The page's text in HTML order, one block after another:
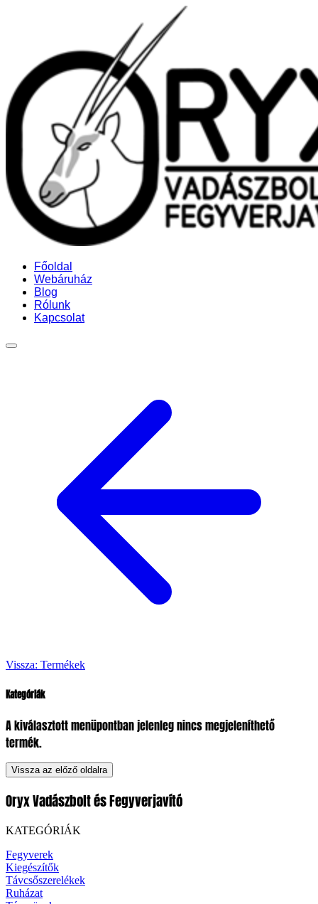
Főoldal
Webáruház
Blog
Rólunk
Kapcsolat
Vissza: Termékek
Kategóriák
A kiválasztott menüpontban jelenleg nincs megjeleníthető
termék.
Vissza az előző oldalra
Oryx Vadászbolt és Fegyverjavító
KATEGÓRIÁK
Fegyverek
Kiegészítők
Távcsőszerelékek
Ruházat